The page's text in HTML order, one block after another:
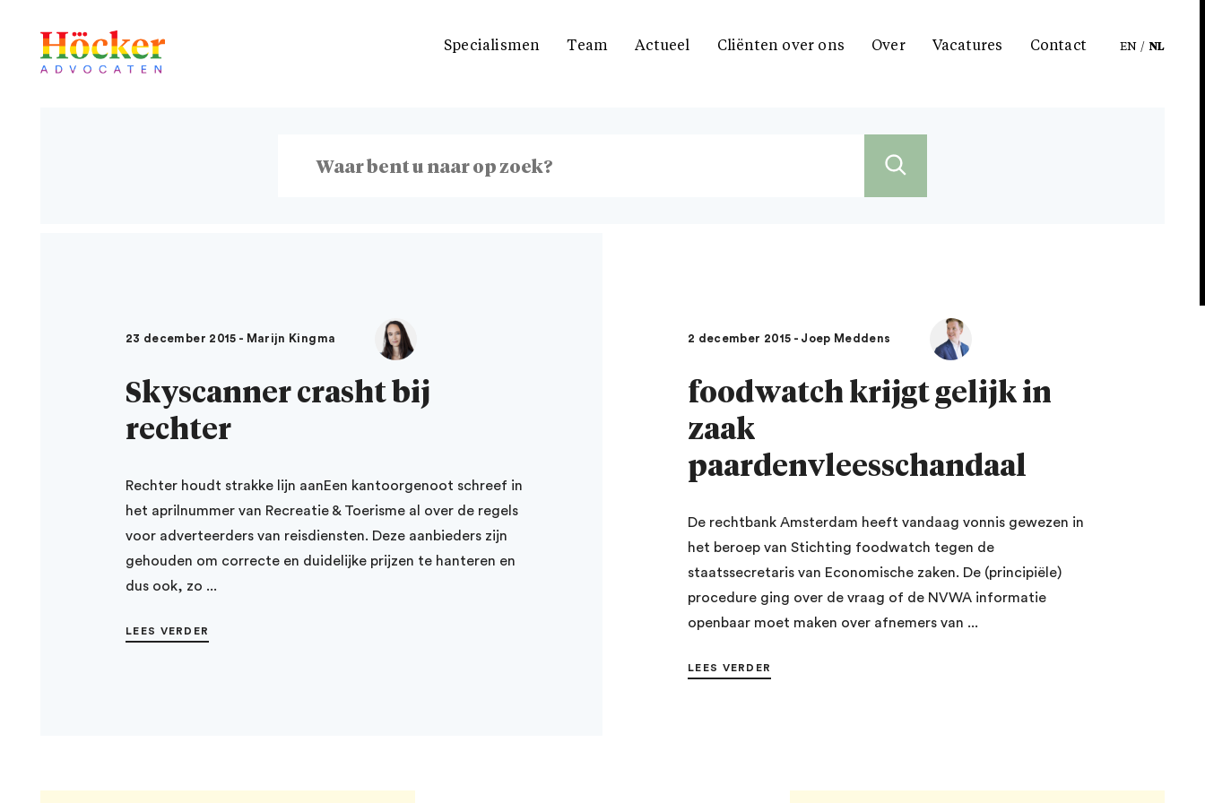
Specialismen Team Actueel Cliënten over ons Over Vacatures Contact EN / NL
23 december 2015 - Marijn Kingma
Skyscanner crasht bij
rechter
Rechter houdt strakke lijn aanEen kantoorgenoot schreef in
het aprilnummer van Recreatie & Toerisme al over de regels
voor adverteerders van reisdiensten. Deze aanbieders zijn
gehouden om correcte en duidelijke prijzen te hanteren en
dus ook, zo ...
LEES VERDER
2 december 2015 - Joep Meddens
foodwatch krijgt gelijk in
zaak
paardenvleesschandaal
De rechtbank Amsterdam heeft vandaag vonnis gewezen in
het beroep van Stichting foodwatch tegen de
staatssecretaris van Economische zaken. De (principiële)
procedure ging over de vraag of de NVWA informatie
openbaar moet maken over afnemers van ...
LEES VERDER